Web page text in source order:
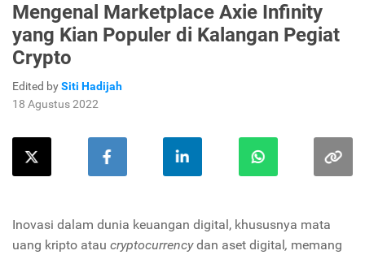
Mengenal Marketplace Axie Infinity
yang Kian Populer di Kalangan Pegiat
Crypto
Edited bySiti Hadijah
18 Agustus 2022
Inovasi dalam dunia keuangan digital, khususnya mata
uang kripto atau cryptocurrencydan aset digital , memang